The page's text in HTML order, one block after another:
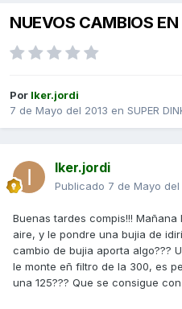
NUEVOS CAMBIOS
Por Iker.jordi
7 de Mayo del 2013 en SUPER
Iker.jordi
Publicado 7 de Mayo del
Buenas tardes compis!!!
aire, y le pondre una bujia de
cambio de bujia aporta algo???
le monte eñ filtro de la 300, es
una 125??? Que se consigue